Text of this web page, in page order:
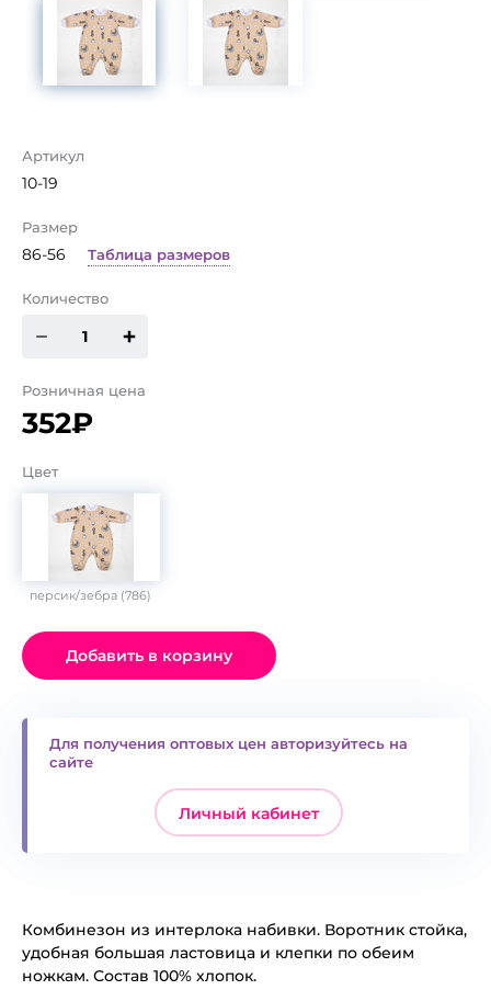
Артикул
10-19
Размер
86-56 Таблица размеров
Количество
Розничная цена
352₽
Цвет
персик/зебра (786)
Добавить в корзину
Для получения оптовых цен авторизуйтесь на
сайте
Личный кабинет
Комбинезон из интерлока набивки. Воротник стойка,
удобная большая ластовица и клепки по обеим
ножкам. Состав 100% хлопок.